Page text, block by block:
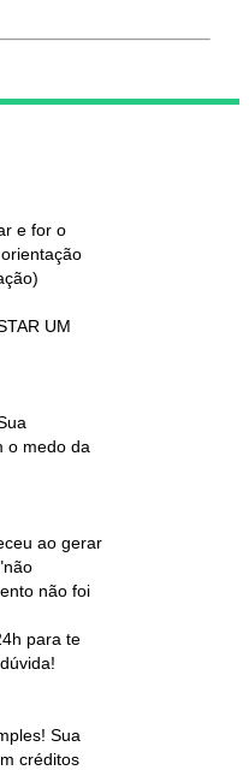
e for o
UM
o medo da
ao gerar
não foi
para te
Sua
créditos